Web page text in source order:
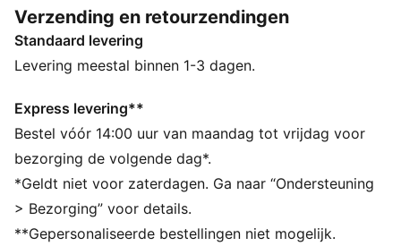
ALLE INS EN OUTS
VOCHTBEHEERSING: Technische dryCELL-materialen
voeren vocht van de huid af zodat je droog en
Gemaakt met minstens 50% gerecyclede materialen.
DETAILS
Pasvorm: Slank
Type hoofdmateriaal: Spacer
Lange mouwen
Sluiting: Volledige rits
Officieel teamlogo
Verzending en retourzendingen
Standaard levering
Levering meestal binnen 1-3 dagen.
Express levering**
Bestel vóór 14:00 uur van maandag tot vrijdag voor
bezorging de volgende dag*.
*Geldt niet voor zaterdagen. Ga naar “Ondersteuning
> Bezorging” voor details.
**Gepersonaliseerde bestellingen niet mogelijk.